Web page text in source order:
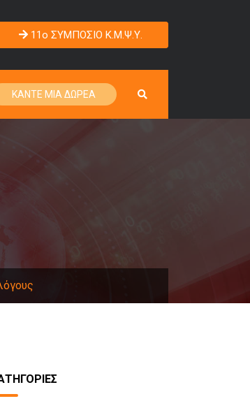
11o ΣΥΜΠΟΣΙΟ Κ.Μ.Ψ.Υ.
ΚΑΝΤΕ ΜΙΑ ΔΩΡΕΑ